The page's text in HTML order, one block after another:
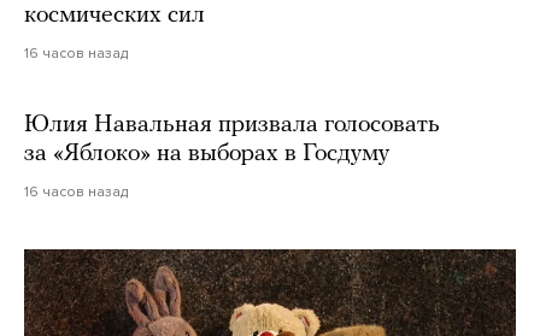
космических сил
16 часов назад
Юлия Навальная призвала голосовать
за «Яблоко» на выборах в Госдуму
16 часов назад